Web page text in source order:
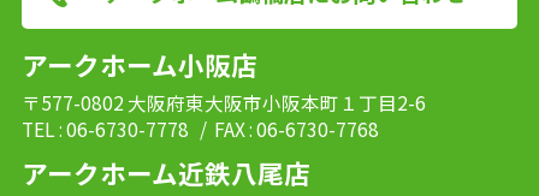
アークホーム小阪店
〒577-0802 大阪府東大阪市小阪本町１丁目2-6
TEL : 06-6730-7778 / FAX : 06-6730-7768
アークホーム近鉄八尾店